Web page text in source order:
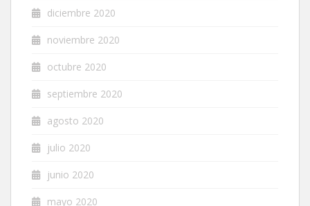
diciembre 2020
noviembre 2020
octubre 2020
septiembre 2020
agosto 2020
julio 2020
junio 2020
mayo 2020